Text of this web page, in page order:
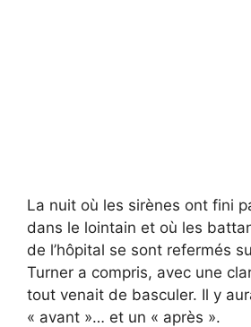
La nuit où les sirènes ont fini
dans le lointain et où les
de l’hôpital se sont refermés
Turner a compris, avec une
tout venait de basculer. Il y
« avant »… et un « après ».